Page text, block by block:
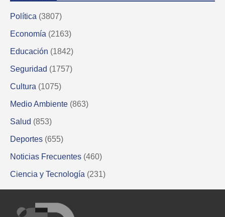
Política (3807)
Economía (2163)
Educación (1842)
Seguridad (1757)
Cultura (1075)
Medio Ambiente (863)
Salud (853)
Deportes (655)
Noticias Frecuentes (460)
Ciencia y Tecnología (231)